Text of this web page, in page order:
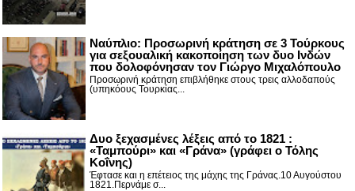
Ναύπλιο: Προσωρινή κράτηση σε 3 Τούρκους
για σεξουαλική κακοποίηση των δυο Ινδών
που δολοφόνησαν τον Γιώργο Μιχαλόπουλο
Προσωρινή κράτηση επιβλήθηκε στους τρεις αλλοδαπούς
(υπηκόους Τουρκίας...
Δυο ξεχασμένες λέξεις από το 1821 :
«Ταμπούρι» και «Γράνα» (γράφει ο Τόλης
Κοΐνης)
Έφτασε και η επέτειος της μάχης της Γράνας.10 Αυγούστου
1821.Περνάμε σ...